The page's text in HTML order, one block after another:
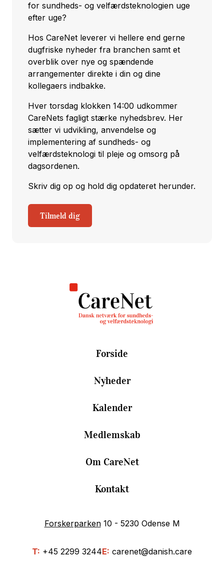
for sundheds- og velfærdsteknologien uge
efter uge?
Hos CareNet leverer vi hellere end gerne
dugfriske nyheder fra branchen samt et
overblik over nye og spændende
arrangementer direkte i din og dine
kollegaers indbakke.
Hver torsdag klokken 14:00 udkommer
CareNets fagligt stærke nyhedsbrev. Her
sætter vi udvikling, anvendelse og
implementering af sundheds- og
velfærdsteknologi til pleje og omsorg på
dagsordenen.
Skriv dig op og hold dig opdateret herunder.
Tilmeld dig
Forside
Nyheder
Kalender
Medlemskab
Om CareNet
Kontakt
Forskerparken10 - 5230 Odense M
T: +45 2299 3244E: carenet@danish.care